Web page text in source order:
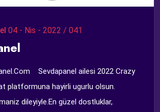
04 - Nis - 2022 / 041
Sevdapanel ailesi 2022 Crazy
platformuna hayirli ugurlu olsun.
dileyiyle.En güzel dostluklar,